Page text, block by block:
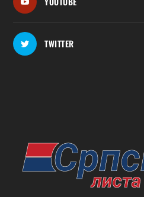
TWITTER